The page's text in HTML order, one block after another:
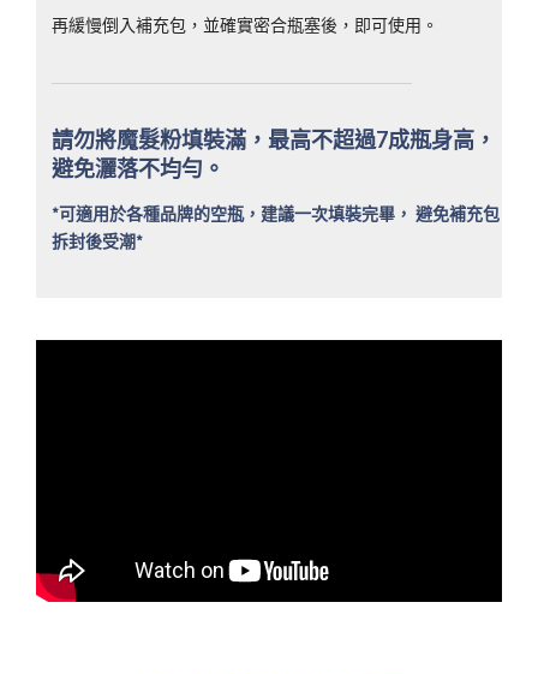
再緩慢倒入補充包，並確實密合瓶塞後，即可使用。
請勿將魔髮粉填裝滿，最高不超過7成瓶身高，
避免灑落不均勻。
*可適用於各種品牌的空瓶，建議一次填裝完畢， 避免補充包
拆封後受潮*